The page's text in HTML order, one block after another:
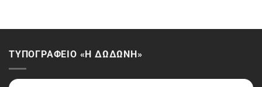
ΤΥΠΟΓΡΑΦΕΙΟ «Η ΔΩΔΩΝΗ»